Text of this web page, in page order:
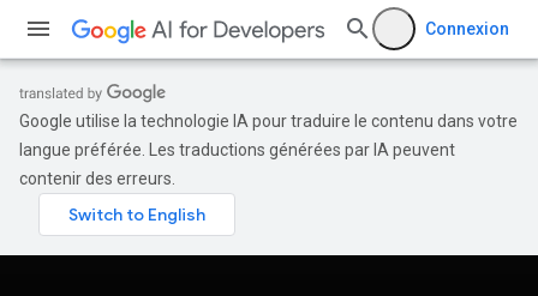
Connexion
Google utilise la technologie IA pour traduire le contenu dans votre
langue préférée. Les traductions générées par IA peuvent
contenir des erreurs.